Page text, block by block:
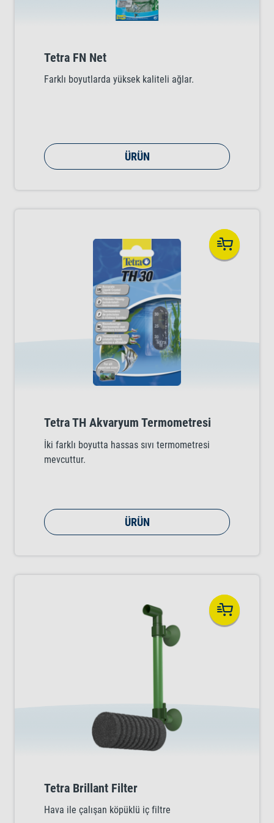
Tetra FN Net
Farklı boyutlarda yüksek kaliteli ağlar.
ÜRÜN
Tetra TH Akvaryum Termometresi
İki farklı boyutta hassas sıvı termometresi
mevcuttur.
ÜRÜN
Tetra Brillant Filter
Hava ile çalışan köpüklü iç filtre